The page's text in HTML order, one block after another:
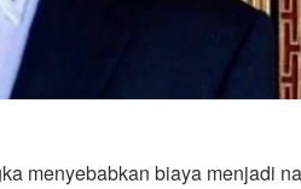
menyebabkan biaya menjadi